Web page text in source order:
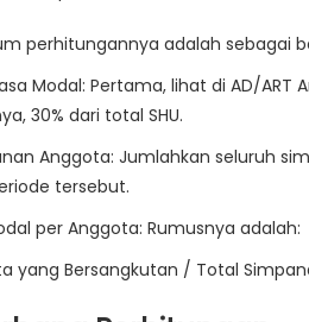
perhitungannya adalah sebagai
Modal: Pertama, lihat di AD/ART
30% dari total SHU.
Anggota: Jumlahkan seluruh
tersebut.
per Anggota: Rumusnya adalah:
yang Bersangkutan / Total